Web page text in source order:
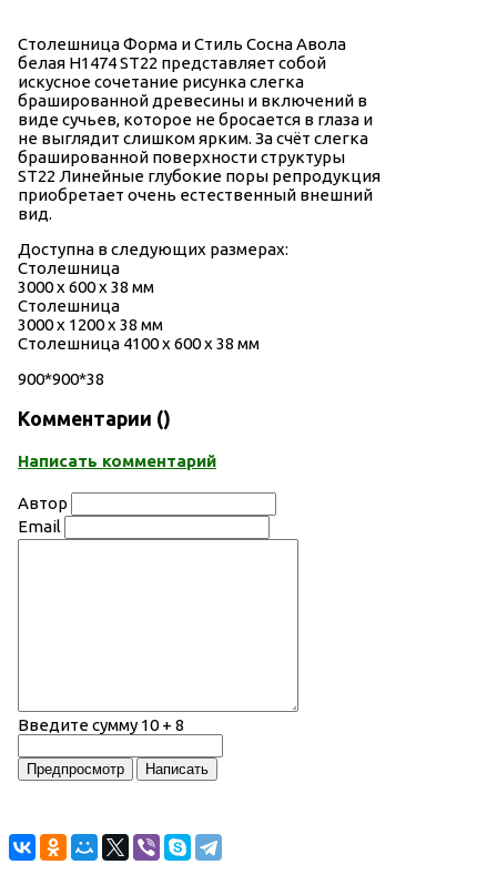
Столешница Форма и Стиль Сосна Авола
белая H1474 ST22 представляет собой
искусное сочетание рисунка слегка
брашированной древесины и включений в
виде сучьев, которое не бросается в глаза и
не выглядит слишком ярким. За счёт слегка
брашированной поверхности структуры
ST22 Линейные глубокие поры репродукция
приобретает очень естественный внешний
вид.
Доступна в следующих размерах:
Столешница
3000 х 600 х 38 мм
Столешница
3000 х 1200 х 38 мм
Столешница 4100 х 600 х 38 мм
900*900*38
Комментарии ()
Написать комментарий
Автор
Email
Введите сумму 10 + 8